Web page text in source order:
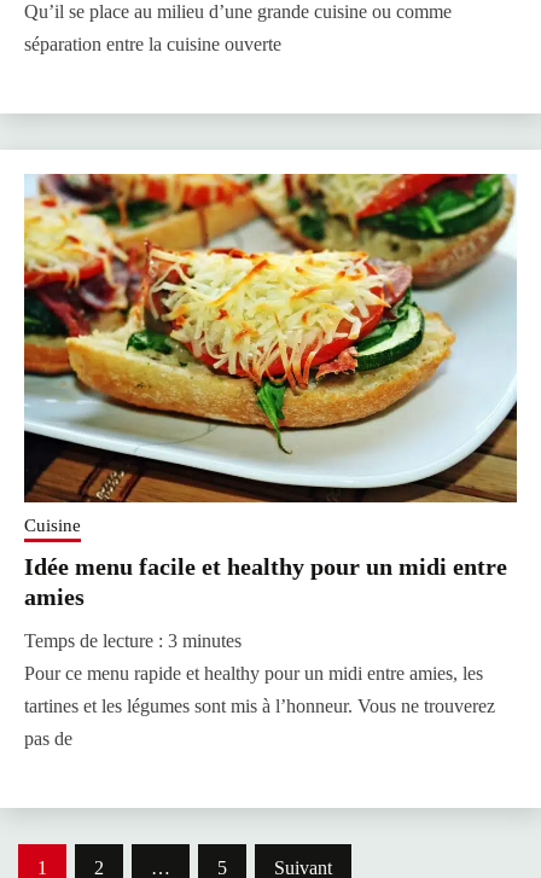
Qu’il se place au milieu d’une grande cuisine ou comme
séparation entre la cuisine ouverte
Cuisine
Idée menu facile et healthy pour un midi entre
amies
Temps de lecture : 3 minutes
Pour ce menu rapide et healthy pour un midi entre amies, les
tartines et les légumes sont mis à l’honneur. Vous ne trouverez
pas de
Pagination
1 2 … 5 Suivant